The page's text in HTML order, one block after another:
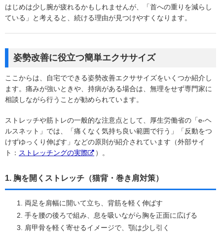
はじめは少し腕が疲れるかもしれませんが、「首への重りを減らし
ている」と考えると、続ける理由が見つけやすくなります。
姿勢改善に役立つ簡単エクササイズ
ここからは、自宅でできる姿勢改善エクササイズをいくつか紹介し
ます。痛みが強いときや、持病がある場合は、無理をせず専門家に
相談しながら行うことが勧められています。
ストレッチや筋トレの一般的な注意点として、厚生労働省の「e-ヘ
ルスネット」では、「痛くなく気持ち良い範囲で行う」「反動をつ
けずゆっくり伸ばす」などの原則が紹介されています（外部サイ
ト： ストレッチングの実際 ）。
1. 胸を開くストレッチ（猫背・巻き肩対策）
両足を肩幅に開いて立ち、背筋を軽く伸ばす
手を腰の後ろで組み、息を吸いながら胸を正面に広げる
肩甲骨を軽く寄せるイメージで、顎は少し引く